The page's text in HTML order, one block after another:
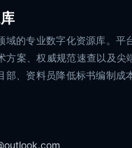
域的专业数字化资源库。平
方案、权威规范速查以及尖
部、资料员降低标书编制成